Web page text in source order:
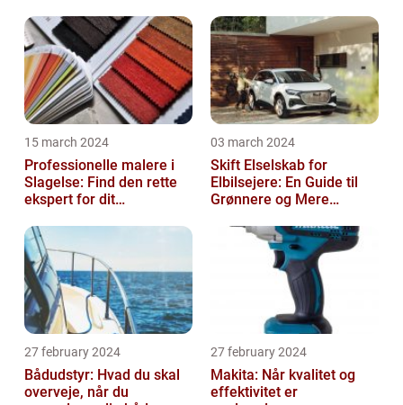
15 march 2024
Professionelle malere i
Slagelse: Find den rette
ekspert for dit
03 march 2024
Skift Elselskab for
Elbilsejere: En Guide til
Grønnere og Mere
27 february 2024
Bådudstyr: Hvad du skal
overveje, når du
27 february 2024
Makita: Når kvalitet og
effektivitet er